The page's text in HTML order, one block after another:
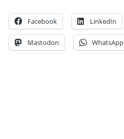
Facebook LinkedIn
Mastodon WhatsApp